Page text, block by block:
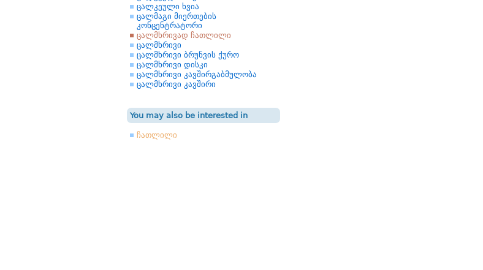
ცალკეული ხვია
ცალმაგი მიერთების
კონცენტრატორი
ცალმხრივად ჩათლილი
ცალმხრივი
ცალმხრივი ბრუნვის ქურო
ცალმხრივი დისკი
ცალმხრივი კავშირგაბმულობა
ცალმხრივი კავშირი
You may also be interested in
ჩათლილი